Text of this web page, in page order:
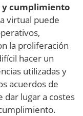
y cumplimiento
virtual puede
la proliferación
hacer un
utilizadas y
acuerdos de
dar lugar a costes